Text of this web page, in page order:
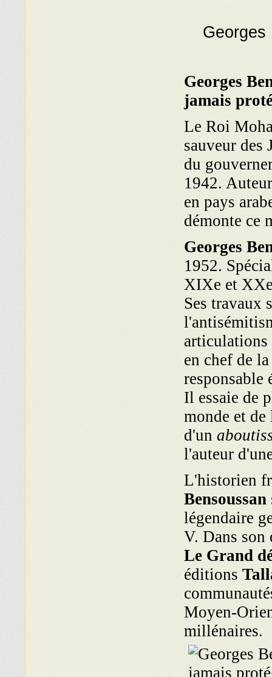
Georges
jamais
Le Roi
sauveur des
du
1942.
en pays
démonte ce
Georges
1952.
XIXe et
Ses travaux
articulations
en chef de
responsable
Il essaie de
monde et
d'un
l'auteur
L'historien
Bensoussan
légendaire
V. Dans
Le Grand
éditions
Moyen-
millénaires.